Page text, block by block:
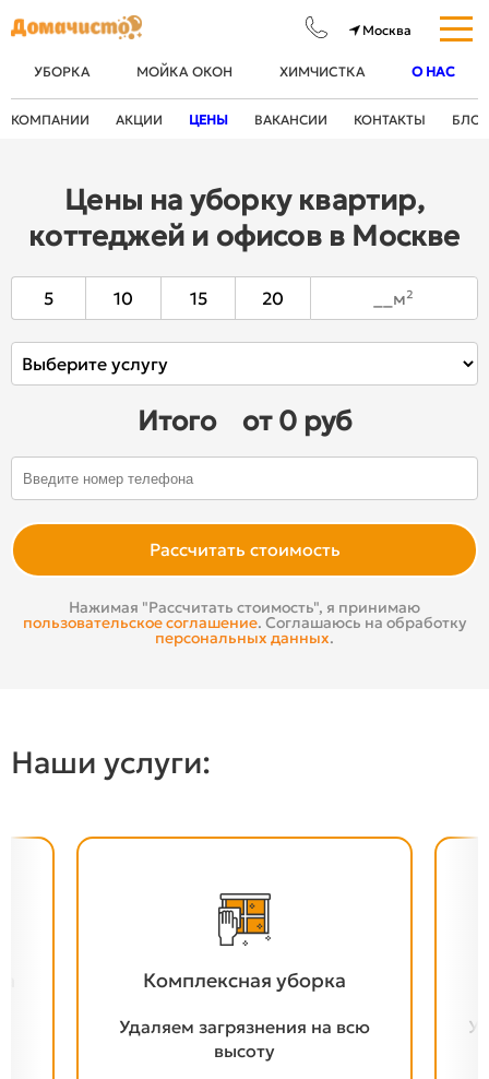
УБОРКА МОЙКА ОКОН ХИМЧИСТКА О НАС
АКЦИИ ЦЕНЫ ВАКАНСИИ КОНТАКТЫ БЛОГ
Цены на уборку квартир,
коттеджей и офисов в Москве
5 10 15 20
Итого от 0 руб
Расcчитать стоимость
Нажимая "Рассчитать стоимость", я принимаю
пользовательское соглашение. Соглашаюсь на обработку
персональных данных.
Наши услуги:
Генеральная уборка
Удаляем на всех поверхностях
сложные загрязнения